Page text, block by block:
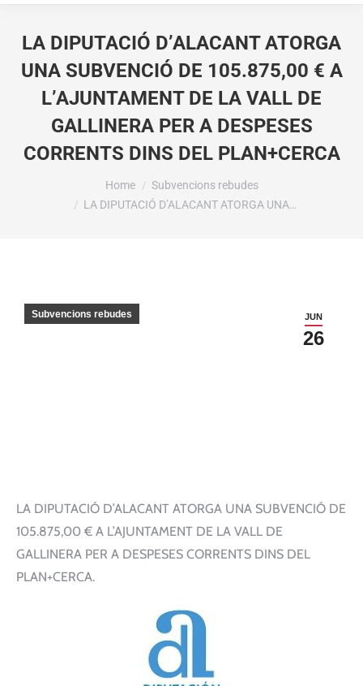
LA DIPUTACIÓ D’ALACANT ATORGA
UNA SUBVENCIÓ DE 105.875,00 € A
L’AJUNTAMENT DE LA VALL DE
GALLINERA PER A DESPESES
CORRENTS DINS DEL PLAN+CERCA
Home
Subvencions rebudes
LA DIPUTACIÓ D’ALACANT ATORGA UNA…
JUN
26
Subvencions rebudes
LA DIPUTACIÓ D’ALACANT ATORGA UNA SUBVENCIÓ DE
105.875,00 € A L’AJUNTAMENT DE LA VALL DE
GALLINERA PER A DESPESES CORRENTS DINS DEL
PLAN+CERCA.